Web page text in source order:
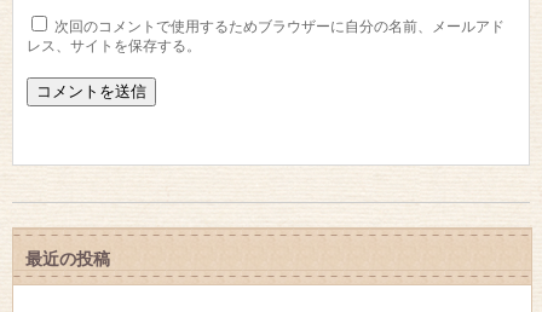
次回のコメントで使用するためブラウザーに自分の名前、メールアド
レス、サイトを保存する。
最近の投稿